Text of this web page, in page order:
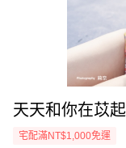
天天和你在苡
宅配滿NT$1,000免運